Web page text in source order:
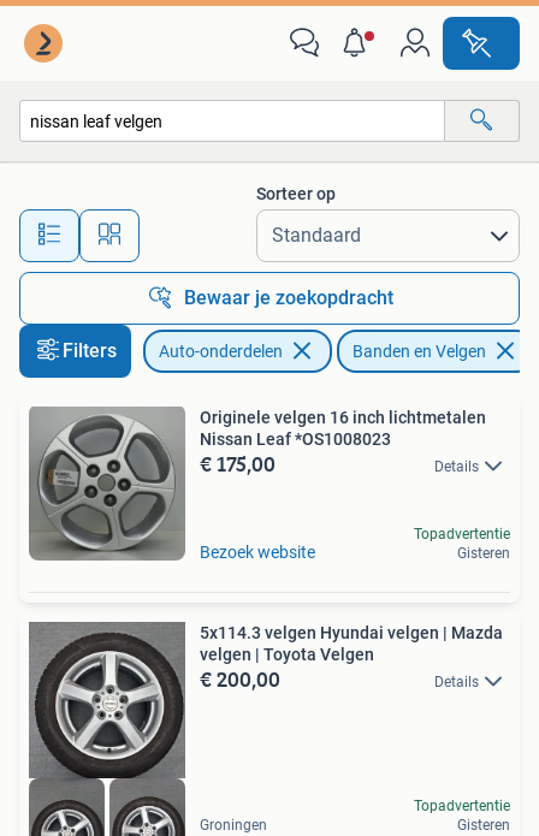
Alle afstanden…
Sorteer op
Bewaar je zoekopdracht
Filters Auto-onderdelen Banden en Velgen
Originele velgen 16 inch lichtmetalen
Nissan Leaf *OS1008023
€ 175,00 Details
Bezoek website
Topadvertentie
Gisteren
5x114.3 velgen Hyundai velgen | Mazda
velgen | Toyota Velgen
€ 200,00 Details
Groningen
Topadvertentie
Gisteren